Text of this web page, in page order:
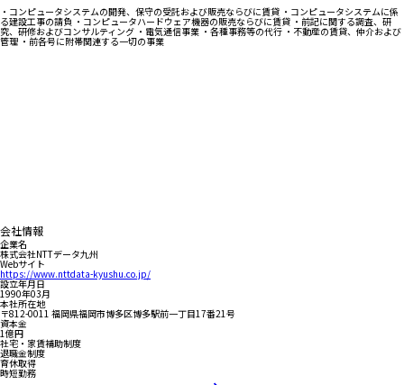
・コンピュータシステムの開発、保守の受託および販売ならびに賃貸 ・コンピュータシステムに係
る建設工事の請負 ・コンピュータハードウェア機器の販売ならびに賃貸 ・前記に関する調査、研
究、研修およびコンサルティング ・電気通信事業 ・各種事務等の代行 ・不動産の賃貸、仲介および
管理 ・前各号に附帯関連する一切の事業
会社情報
企業名
株式会社NTTデータ九州
Webサイト
https://www.nttdata-kyushu.co.jp/
設立年月日
1990年03月
本社所在地
〒812-0011 福岡県福岡市博多区博多駅前一丁目17番21号
資本金
1億円
社宅・家賃補助制度
退職金制度
育休取得
時短勤務